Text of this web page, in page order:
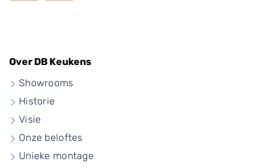
Over DB Keukens
Showrooms
Historie
Visie
Onze beloftes
Unieke montage